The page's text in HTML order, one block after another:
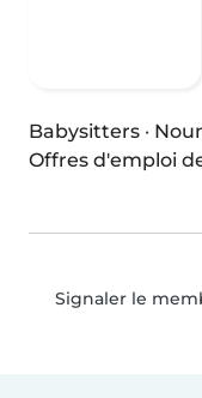
Babysitters ·
Offres d'emploi
Signaler le